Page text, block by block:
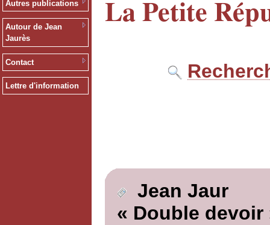
Autres publications
Autour de Jean
Jaurès
Contact
Lettre d'information
La Petite
Jean Jaur
« Double devoir